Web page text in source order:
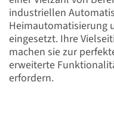
industriellen
Heimautomatisierung
eingesetzt. Ihre
machen sie zur
erweiterte
erfordern.